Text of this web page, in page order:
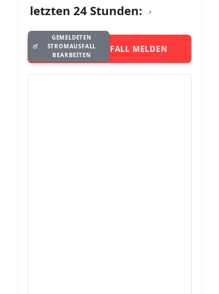
letzten 24 Stunden:
STROMAUSFALL MELDEN
GEMELDETEN
STROMAUSFALL
BEARBEITEN